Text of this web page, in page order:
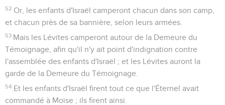
52 Or, les enfants d'Israël camperont chacun dans son camp,
et chacun près de sa bannière, selon leurs armées.
53 Mais les Lévites camperont autour de la Demeure du
Témoignage, afin qu'il n'y ait point d'indignation contre
l'assemblée des enfants d'Israël ; et les Lévites auront la
garde de la Demeure du Témoignage.
54 Et les enfants d'Israël firent tout ce que l'Éternel avait
commandé à Moïse ; ils firent ainsi.